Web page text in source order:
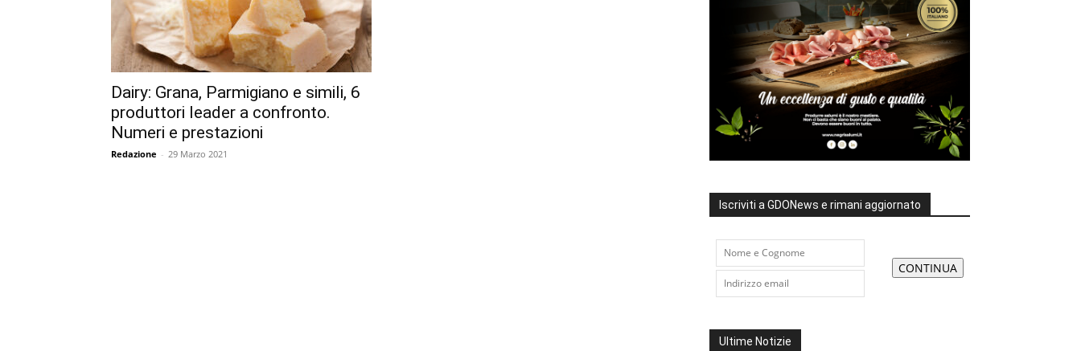
Dairy: Grana, Parmigiano e simili, 6
produttori leader a confronto.
Numeri e prestazioni
Redazione - 29 Marzo 2021
Iscriviti a GDONews e rimani aggiornato
Ultime Notizie